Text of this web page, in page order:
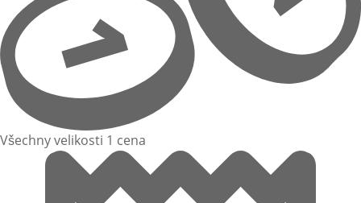
Všechny velikosti 1 cena